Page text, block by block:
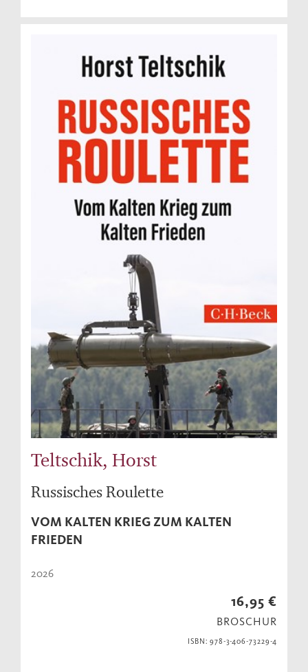
Teltschik, Horst
Russisches Roulette
VOM KALTEN KRIEG ZUM KALTEN
FRIEDEN
2026
16,95 €
BROSCHUR
ISBN: 978-3-406-73229-4